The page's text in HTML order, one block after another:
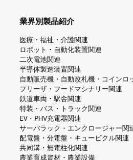
業界別製品紹介
医療・福祉・介護関連
ロボット・自動化装置関連
二次電池関連
半導体製造装置関連
自動販売機・自動改札機・コインロ
フリーザ・フードマシナリー関連
鉄道車両・駅舎関連
特装・バス・トラック関連
EV・PHV充電器関連
サーバラック・エンクロージャー関
配電盤・分電盤・キュービクル関連
共同溝・無電柱化関連
農業育成資材・農業設備